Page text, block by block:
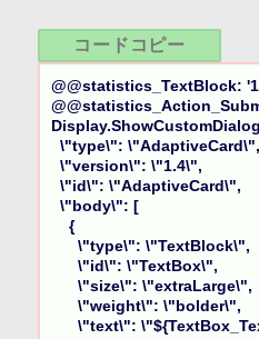
コードコピー
@@statistics_TextBlock:
  \"type\": \"AdaptiveCard\",
  \"version\": \"1.4\",
  \"id\": \"AdaptiveCard\",
  \"body\": [
    {
      \"type\": \"TextBlock\",
      \"id\": \"TextBox\",
      \"size\": \"extraLarge\",
      \"weight\": \"bolder\",
\"text\":